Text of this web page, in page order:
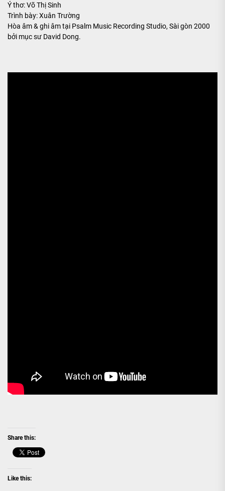
Ý thơ: Võ Thị Sinh
Trình bày: Xuân Trường
Hòa âm & ghi âm tại Psalm Music Recording Studio, Sài gòn 2000
bởi mục sư David Dong.
Share this:
Like this: